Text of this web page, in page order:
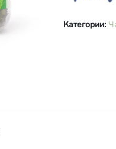
Категории: